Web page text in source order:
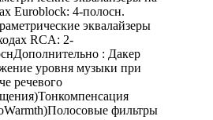
Euroblock: 4-полосн.
эквалайзеры
RCA: 2-
: Дакер
уровня музыки при
речевого
фильтры